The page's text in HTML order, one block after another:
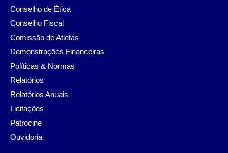
Conselho de Ética
Conselho Fiscal
Comissão de Atletas
Demonstrações Financeiras
Políticas & Normas
Relatórios
Relatórios Anuais
Licitações
Patrocine
Ouvidoria